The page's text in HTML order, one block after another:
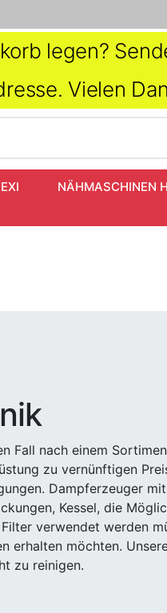
legen?
Vielen
NÄHMASCHINEN
Fall nach einem
zu vernünftigen
Dampferzeuger
Kessel, die
verwendet werden
erhalten möchten.
zu reinigen.